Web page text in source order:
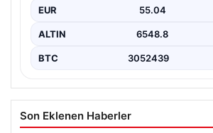
EUR 55.04
ALTIN 6548.8
BTC 3052439
Son Eklenen Haberler